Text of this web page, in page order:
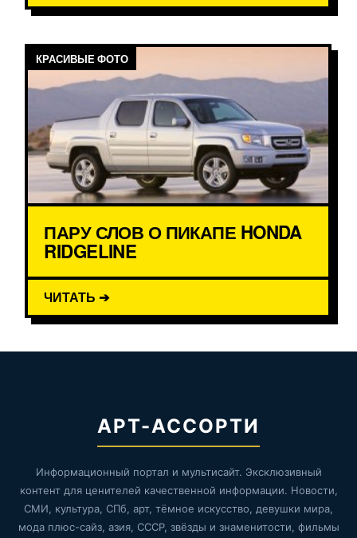
КРАСИВЫЕ ФОТО
ПАРУ СЛОВ О ПИКАПЕ HONDA
RIDGELINE
ЧИТАТЬ ➔
АРТ-АССОРТИ
Информационный портал и мультисайт. Эксклюзивный
контент для ценителей качественной информации. Новости,
СМИ, культура, СПб, арт, тёмное искусство, девушки мира,
мода плюс-сайз, азия, СССР, звёзды и знаменитости, фильмы